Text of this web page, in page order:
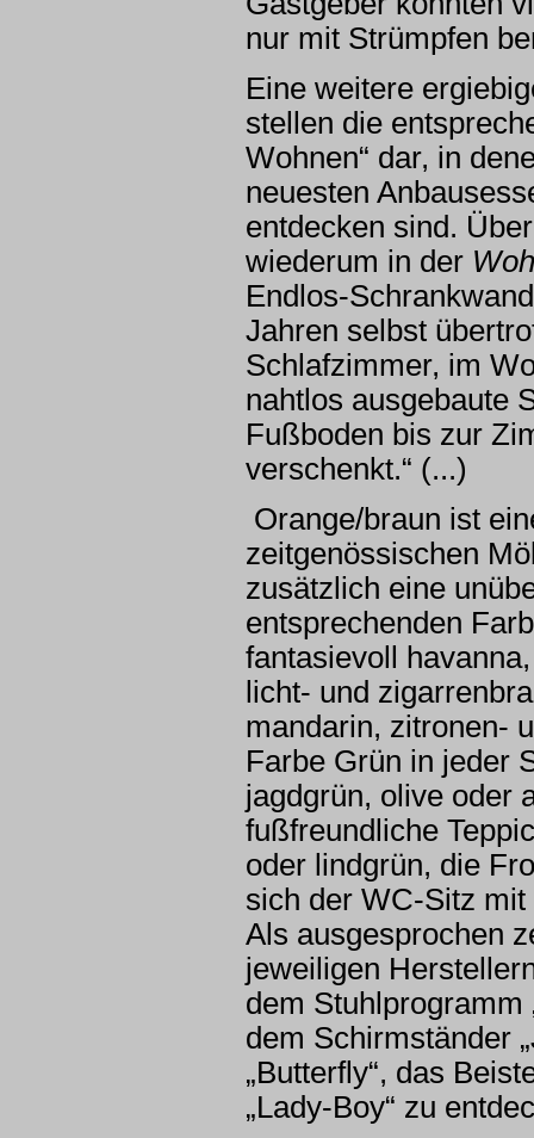
nur mit Strümpfen
Eine weitere
stellen die
Wohnen“ dar, in
neuesten
entdecken sind.
wiederum in der
Endlos-
Jahren selbst
Schlafzimmer, im
nahtlos ausgebaute
Fußboden bis zur
verschenkt.“ (...)
Orange/braun ist
zeitgenössischen
zusätzlich eine
entsprechenden
fantasievoll
licht- und
mandarin, zitronen-
Farbe Grün in jeder
jagdgrün, olive oder
fußfreundliche
oder lindgrün, die
sich der WC-Sitz
Als ausgesprochen
jeweiligen
dem Stuhlprogramm
dem Schirmständer
„Butterfly“, das
„Lady-Boy“ zu